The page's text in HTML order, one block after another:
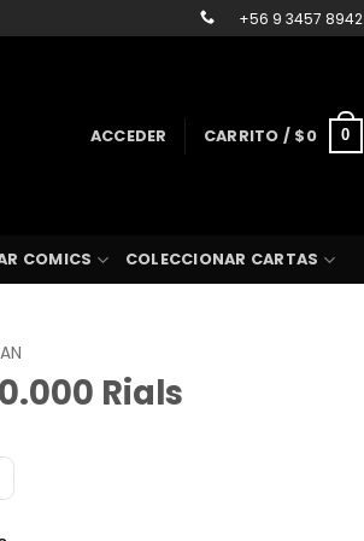
+56 9 3457 8942
ACCEDER CARRITO / $0 0
COMICS COLECCIONAR CARTAS
Rials